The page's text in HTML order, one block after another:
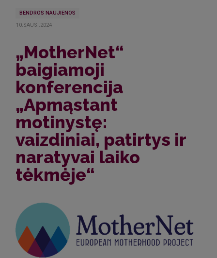
BENDROS NAUJIENOS
10.SAUS..2024
„MotherNet“
baigiamoji
konferencija
„Apmąstant
motinystę:
vaizdiniai, patirtys ir
naratyvai laiko
tėkmėje“